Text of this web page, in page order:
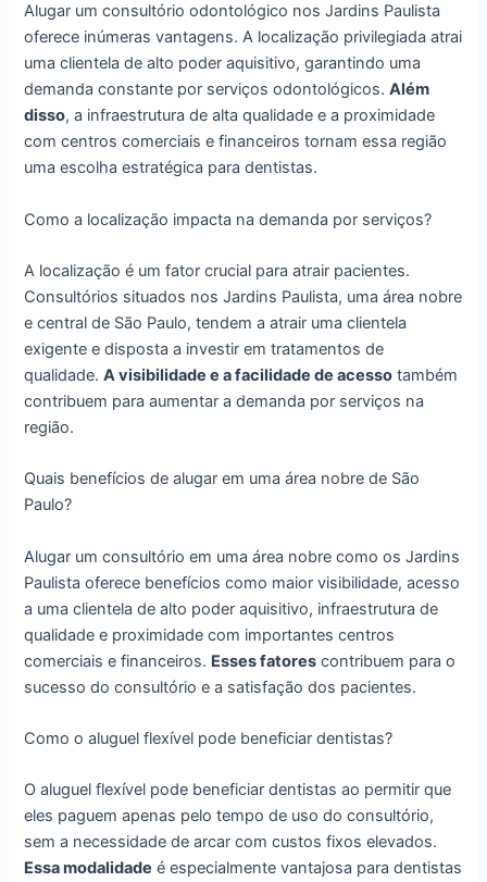
Alugar um consultório odontológico nos Jardins Paulista
oferece inúmeras vantagens. A localização privilegiada atrai
uma clientela de alto poder aquisitivo, garantindo uma
demanda constante por serviços odontológicos.Além
disso, a infraestrutura de alta qualidade e a proximidade
com centros comerciais e financeiros tornam essa região
uma escolha estratégica para dentistas.
Como a localização impacta na demanda por serviços?
A localização é um fator crucial para atrair pacientes.
Consultórios situados nos Jardins Paulista, uma área nobre
e central de São Paulo, tendem a atrair uma clientela
exigente e disposta a investir em tratamentos de
qualidade.A visibilidade e a facilidade de acesso também
contribuem para aumentar a demanda por serviços na
região.
Quais benefícios de alugar em uma área nobre de São
Paulo?
Alugar um consultório em uma área nobre como os Jardins
Paulista oferece benefícios como maior visibilidade, acesso
a uma clientela de alto poder aquisitivo, infraestrutura de
qualidade e proximidade com importantes centros
comerciais e financeiros. Esses fatores contribuem para o
sucesso do consultório e a satisfação dos pacientes.
Como o aluguel flexível pode beneficiar dentistas?
O aluguel flexível pode beneficiar dentistas ao permitir que
eles paguem apenas pelo tempo de uso do consultório,
sem a necessidade de arcar com custos fixos elevados.
Essa modalidade é especialmente vantajosa para dentistas